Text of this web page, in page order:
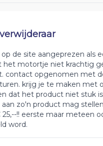
de site aangeprezen als
het motortje niet krachtig
contact opgenomen met
krijg je te maken met
dat het product niet stuk
aan zo'n product mag
!! eerste maar meteen
word.